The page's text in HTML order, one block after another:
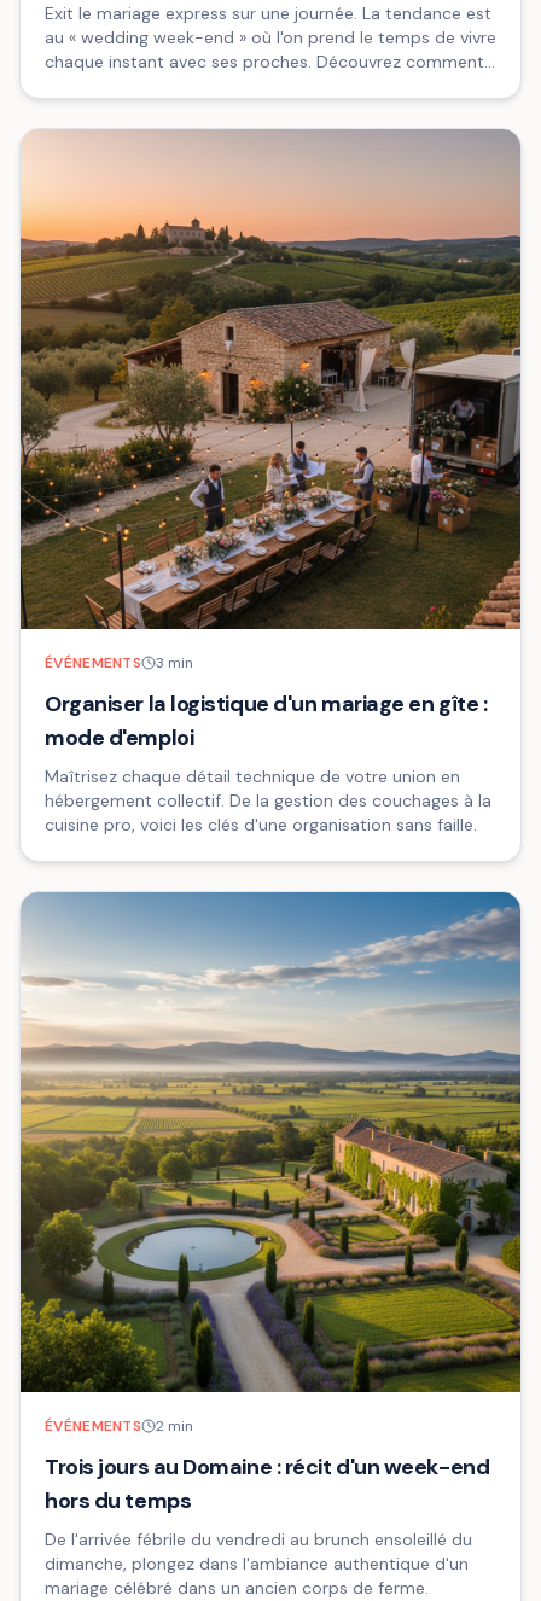
Exit le mariage express sur une journée. La tendance est
au « wedding week-end » où l'on prend le temps de vivre
chaque instant avec ses proches. Découvrez comment
ÉVÉNEMENTS 3 min
Organiser la logistique d'un mariage en gîte :
mode d'emploi
Maîtrisez chaque détail technique de votre union en
hébergement collectif. De la gestion des couchages à la
cuisine pro, voici les clés d'une organisation sans faille.
ÉVÉNEMENTS 2 min
Trois jours au Domaine : récit d'un week-end
hors du temps
De l'arrivée fébrile du vendredi au brunch ensoleillé du
dimanche, plongez dans l'ambiance authentique d'un
mariage célébré dans un ancien corps de ferme.